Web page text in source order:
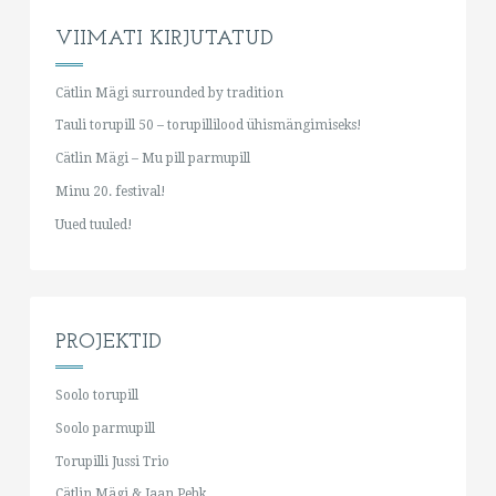
VIIMATI KIRJUTATUD
Cätlin Mägi surrounded by tradition
Tauli torupill 50 – torupillilood ühismängimiseks!
Cätlin Mägi – Mu pill parmupill
Minu 20. festival!
Uued tuuled!
PROJEKTID
Soolo torupill
Soolo parmupill
Torupilli Jussi Trio